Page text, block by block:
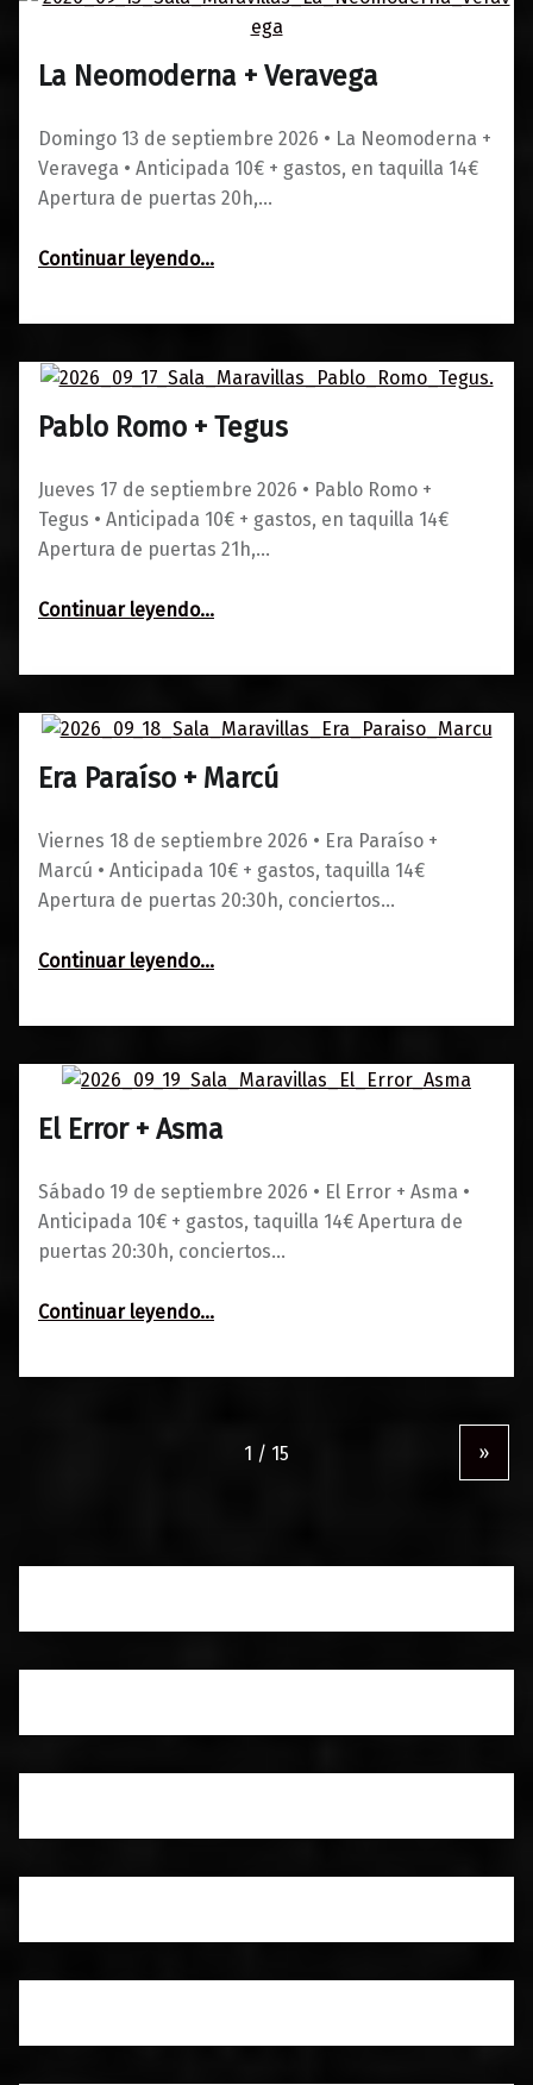
La Neomoderna + Veravega
Domingo 13 de septiembre 2026 • La Neomoderna +
Veravega • Anticipada 10€ + gastos, en taquilla 14€
Apertura de puertas 20h,…
Continuar leyendo…
01/06/2026
0
Maravillas
Pablo Romo + Tegus
Jueves 17 de septiembre 2026 • Pablo Romo +
Tegus • Anticipada 10€ + gastos, en taquilla 14€
Apertura de puertas 21h,…
Continuar leyendo…
01/06/20260
Maravillas
Era Paraíso + Marcú
Viernes 18 de septiembre 2026 • Era Paraíso +
Marcú • Anticipada 10€ + gastos, taquilla 14€
Apertura de puertas 20:30h, conciertos…
Continuar leyendo…
01/06/2026
0
Maravillas
El Error + Asma
Sábado 19 de septiembre 2026 • El Error + Asma •
Anticipada 10€ + gastos, taquilla 14€ Apertura de
puertas 20:30h, conciertos…
Continuar leyendo…
01/06/2026
0
Maravillas
»